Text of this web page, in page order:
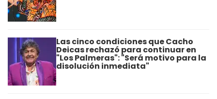
Las cinco condiciones que Cacho
Deicas rechazó para continuar en
"Los Palmeras": "Será motivo para la
disolución inmediata"